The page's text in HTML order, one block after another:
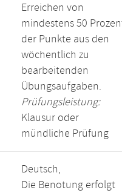
Erreichen von
mindestens 50
der Punkte aus den
wöchentlich zu
bearbeitenden
Übungsaufgaben.
Prüfungsleistung:
Klausur oder
mündliche Prüfung
Deutsch,
Die Benotung erfolgt